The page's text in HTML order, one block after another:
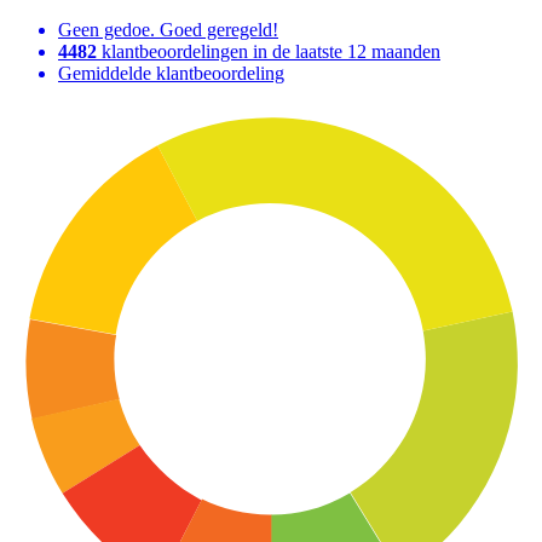
Geen gedoe. Goed geregeld!
4482 klantbeoordelingen in de laatste 12 maanden
Gemiddelde klantbeoordeling